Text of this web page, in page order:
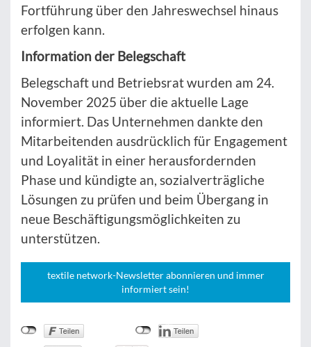
Fortführung über den Jahreswechsel hinaus
erfolgen kann.
Information der Belegschaft
Belegschaft und Betriebsrat wurden am 24.
November 2025 über die aktuelle Lage
informiert. Das Unternehmen dankte den
Mitarbeitenden ausdrücklich für Engagement
und Loyalität in einer herausfordernden
Phase und kündigte an, sozialverträgliche
Lösungen zu prüfen und beim Übergang in
neue Beschäftigungsmöglichkeiten zu
unterstützen.
textile network-Newsletter abonnieren und immer
informiert sein!